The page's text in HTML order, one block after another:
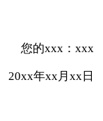
您的xxx：xxx
年xx月xx日